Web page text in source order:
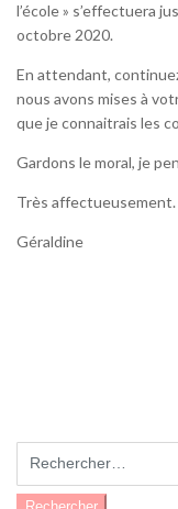
l’école » s’effectuera
octobre 2020.
En attendant,
nous avons mises à
que je connaitrais les
Gardons le moral, je
Très affectueusement.
Géraldine